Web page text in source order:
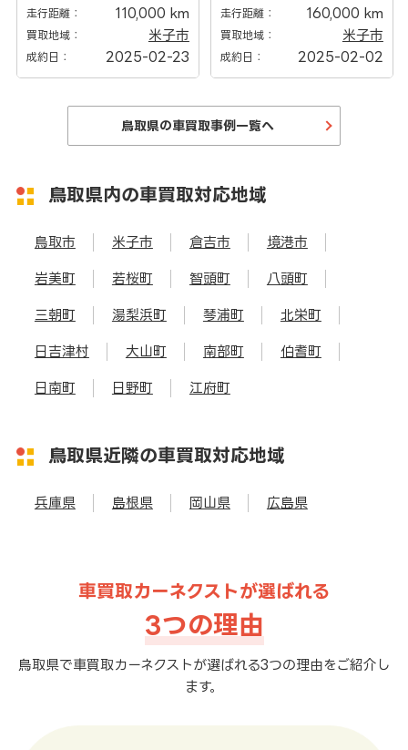
走行距離： 110,000 km
買取地域： 米子市
成約日： 2025-02-23
走行距離： 160,000 km
買取地域： 米子市
成約日： 2025-02-02
鳥取県の車買取事例一覧へ
鳥取県内の車買取対応地域
鳥取市 米子市 倉吉市 境港市
岩美町 若桜町 智頭町 八頭町
三朝町 湯梨浜町 琴浦町 北栄町
日吉津村 大山町 南部町 伯耆町
日南町 日野町 江府町
鳥取県近隣の車買取対応地域
兵庫県 島根県 岡山県 広島県
車買取カーネクストが選ばれる
3つの理由
鳥取県で車買取カーネクストが選ばれる3つの理由をご紹介し
ます。